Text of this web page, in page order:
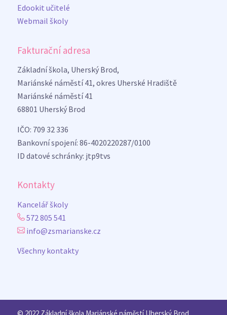
Edookit učitelé
Webmail školy
Fakturační adresa
Základní škola, Uherský Brod,
Mariánské náměstí 41, okres Uherské Hradiště
Mariánské náměstí 41
68801 Uherský Brod
IČO: 709 32 336
Bankovní spojení: 86-4020220287/0100
ID datové schránky: jtp9tvs
Kontakty
Kancelář školy
572 805 541
info@zsmarianske.cz
Všechny kontakty